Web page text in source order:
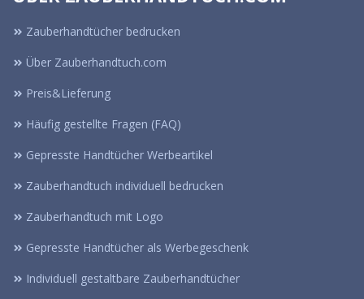
Zauberhandtücher bedrucken
Über Zauberhandtuch.com
Preis&Lieferung
Häufig gestellte Fragen (FAQ)
Gepresste Handtücher Werbeartikel
Zauberhandtuch individuell bedrucken
Zauberhandtuch mit Logo
Gepresste Handtücher als Werbegeschenk
Individuell gestaltbare Zauberhandtücher